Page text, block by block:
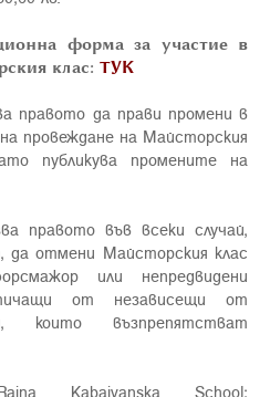
форма за участие в
клас: ТУК
правото да прави промени в
провеждане на Майсторския
публикува промените на
правото във всеки случай,
да отмени Майсторския клас
или непредвидени
от независещи от
които възпрепятстват